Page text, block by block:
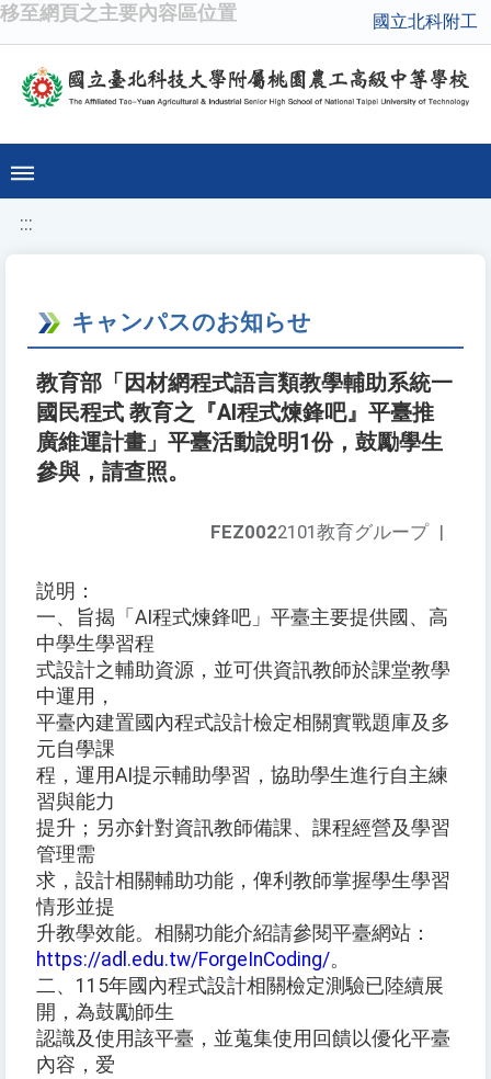
移至網頁之主要內容區位置 國立北科附工
:::
キャンパスのお知らせ
教育部「因材網程式語言類教學輔助系統一
國民程式 教育之『AI程式煉鋒吧』平臺推
廣維運計畫」平臺活動說明1份，鼓勵學生
參與，請查照。
FEZ0022101教育グループ |
説明：
一、旨揭「AI程式煉鋒吧」平臺主要提供國、高
中學生學習程
式設計之輔助資源，並可供資訊教師於課堂教學
中運用，
平臺內建置國內程式設計檢定相關實戰題庫及多
元自學課
程，運用AI提示輔助學習，協助學生進行自主練
習與能力
提升；另亦針對資訊教師備課、課程經營及學習
管理需
求，設計相關輔助功能，俾利教師掌握學生學習
情形並提
升教學效能。相關功能介紹請參閱平臺網站：
https://adl.edu.tw/ForgeInCoding/。
二、115年國內程式設計相關檢定測驗已陸續展
開，為鼓勵師生
認識及使用該平臺，並蒐集使用回饋以優化平臺
內容，爱